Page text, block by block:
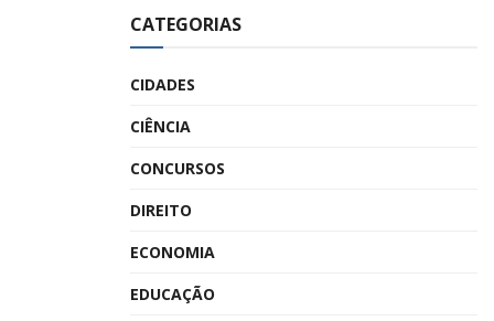
CATEGORIAS
CIDADES
CIÊNCIA
CONCURSOS
DIREITO
ECONOMIA
EDUCAÇÃO